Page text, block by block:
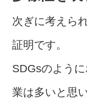
次ぎに考えら
証明です。
SDGsのよう
業は多いと思